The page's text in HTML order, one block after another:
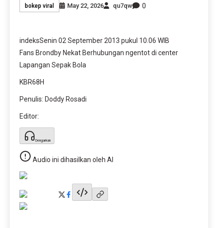
bokep viral May 22, 2026 qu7qw 0
indeksSenin 02 September 2013 pukul 10.06 WIB
Fans Brondby Nekat Berhubungan ngentot di center
Lapangan Sepak Bola
KBR68H
Penulis: Doddy Rosadi
Editor:
Dengarkan
Audio ini dihasilkan oleh AI